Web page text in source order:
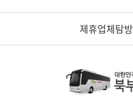
제휴업체탐방